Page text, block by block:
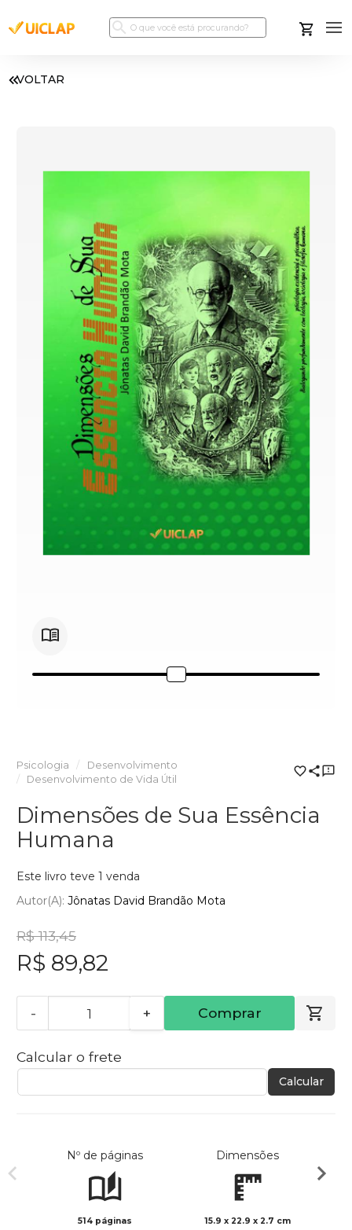
VOLTAR
Psicologia
Desenvolvimento
Desenvolvimento de Vida Útil
Dimensões de Sua Essência
Humana
Este livro teve 1 venda
Autor(a): Jônatas David Brandão Mota
R$ 113,45
R$ 89,82
- + Comprar
Calcular o frete
Calcular
Nº de páginas
514 páginas
Dimensões
15.9 x 22.9 x 2.7 cm